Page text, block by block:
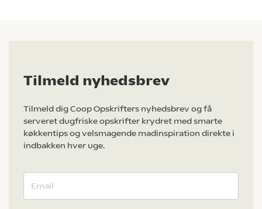
Tilmeld nyhedsbrev
Tilmeld dig Coop Opskrifters nyhedsbrev og få
serveret dugfriske opskrifter krydret med smarte
køkkentips og velsmagende madinspiration direkte i
indbakken hver uge.